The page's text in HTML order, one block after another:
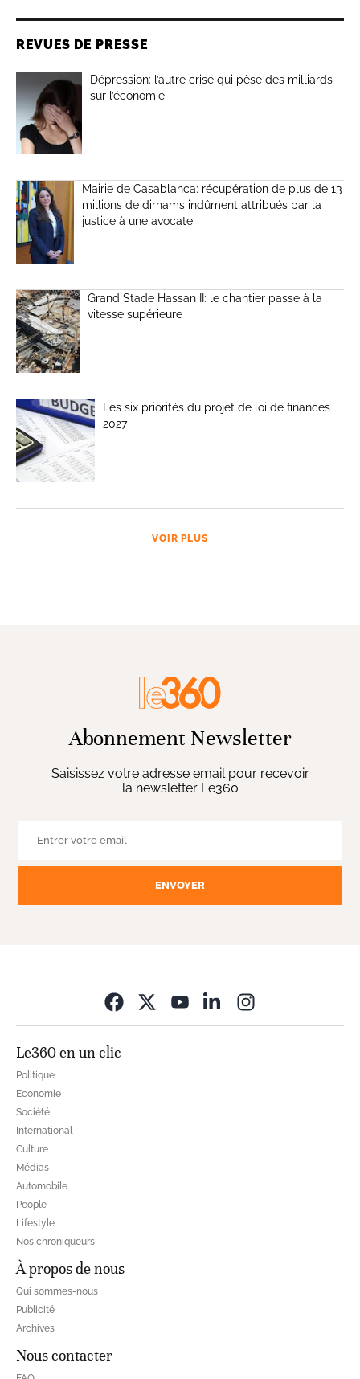
REVUES DE PRESSE
Dépression: l’autre crise qui pèse des milliards
sur l’économie
Mairie de Casablanca: récupération de plus de 13
millions de dirhams indûment attribués par la
justice à une avocate
Grand Stade Hassan II: le chantier passe à la
vitesse supérieure
Les six priorités du projet de loi de finances
2027
VOIR PLUS
Abonnement Newsletter
Saisissez votre adresse email pour recevoir
la newsletter Le360
ENVOYER
Le360 en un clic
Politique
Economie
Société
International
Culture
Médias
Automobile
People
Lifestyle
Nos chroniqueurs
À propos de nous
Qui sommes-nous
Publicité
Archives
Nous contacter